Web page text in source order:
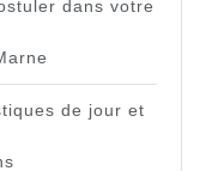
dans votre
de jour et